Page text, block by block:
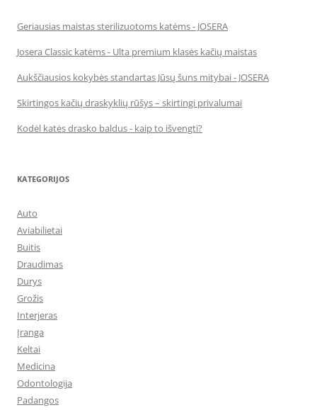
Geriausias maistas sterilizuotoms katėms - JOSERA
Josera Classic katėms - Ulta premium klasės kačių maistas
Aukščiausios kokybės standartas Jūsų šuns mitybai - JOSERA
Skirtingos kačių draskyklių rūšys – skirtingi privalumai
Kodėl katės drasko baldus - kaip to išvengti?
KATEGORIJOS
Auto
Aviabilietai
Buitis
Draudimas
Durys
Grožis
Interjeras
Įranga
Keltai
Medicina
Odontologija
Padangos